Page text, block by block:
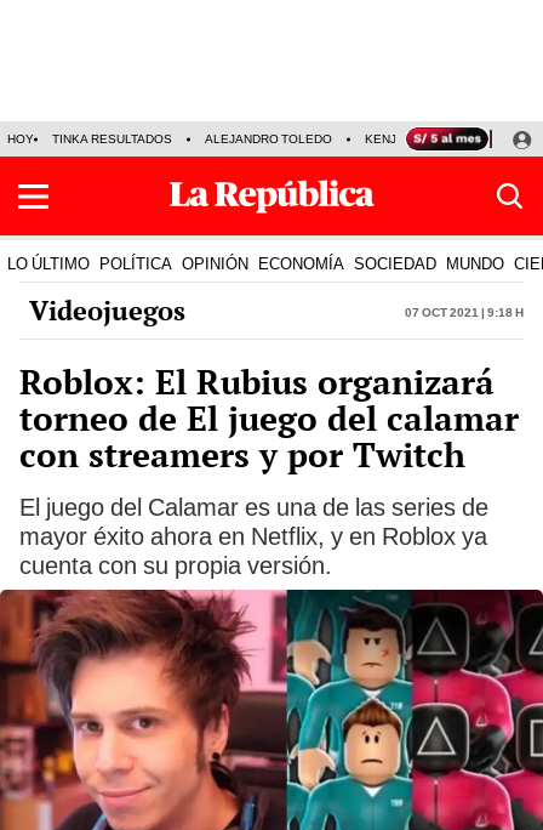
HOY TINKA RESULTADOS ALEJANDRO TOLEDO KENJI FUJIMORI
LO ÚLTIMO POLÍTICA OPINIÓN ECONOMÍA SOCIEDAD MUNDO
Videojuegos 07 Oct 2021 | 9:18 h
Roblox: El Rubius organizará
torneo de El juego del calamar
con streamers y por Twitch
El juego del Calamar es una de las series de
mayor éxito ahora en Netflix, y en Roblox ya
cuenta con su propia versión.